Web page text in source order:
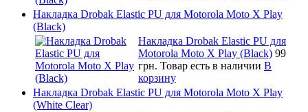
Накладка Drobak Elastic PU для Motorola Moto X Play
(Black)
Накладка Drobak Elastic PU для
Motorola Moto X Play (Black) 99
грн. Товар есть в наличии В
корзину
Накладка Drobak Elastic PU для Motorola Moto X Play
(White Clear)